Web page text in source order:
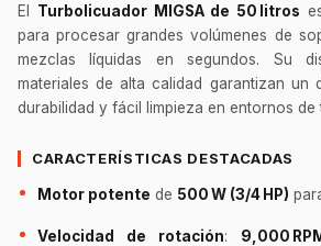
El Turbolicuador MIGSA de 50 litros
para procesar grandes volúmenes de
mezclas líquidas en segundos. Su
materiales de alta calidad garantizan un
durabilidad y fácil limpieza en entornos de
CARACTERÍSTICAS DESTACADAS
Motor potente de 500 W (3/4 HP)
Velocidad de rotación: 9,000